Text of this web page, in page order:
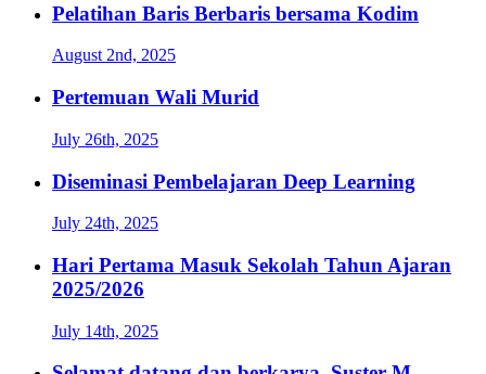
Pelatihan Baris Berbaris bersama Kodim
August 2nd, 2025
Pertemuan Wali Murid
July 26th, 2025
Diseminasi Pembelajaran Deep Learning
July 24th, 2025
Hari Pertama Masuk Sekolah Tahun Ajaran
2025/2026
July 14th, 2025